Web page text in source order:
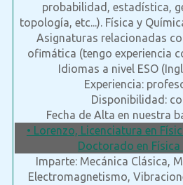
probabilidad, estadística,
topología, etc...). Física y
Asignaturas relacionadas
ofimática (tengo experiencia
Idiomas a nivel ESO
Experiencia:
Disponibilidad:
Fecha de Alta en nuestra
• Lorenzo, Licenciatura en
Doctorado en Física
Imparte: Mecánica Clásica,
Electromagnetismo,